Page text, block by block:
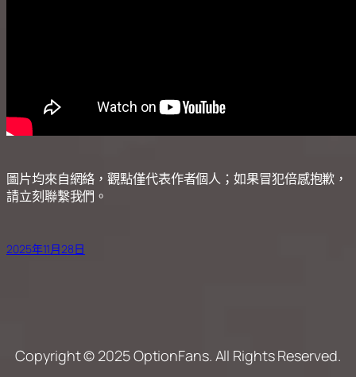
圖片均來自網絡，觀點僅代表作者個人；如果冒犯倍感抱歉，
請立刻聯繫我們。
2025年11月28日
Copyright © 2025 OptionFans. All Rights Reserved.